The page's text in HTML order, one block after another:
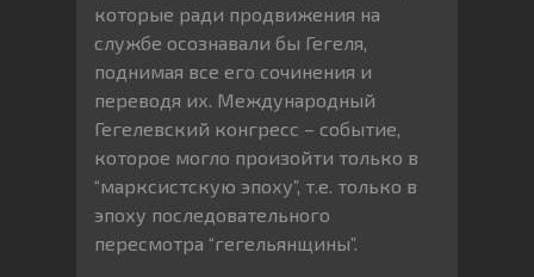
которые ради продвижения на
службе осознавали бы Гегеля,
поднимая все его сочинения и
переводя их. Международный
Гегелевский конгресс – событие,
которое могло произойти только в
“марксистскую эпоху”, т.е. только в
эпоху последовательного
пересмотра “гегельянщины”.